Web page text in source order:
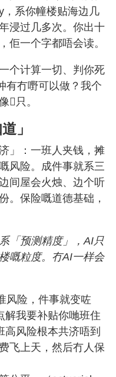
，系你幢楼贴海边几
浸过几多次。你出十
佢一个字都唔会读。
个计算一切、判你死
有冇嘢可以做？我个
只。
」
」：一班人夹钱，摊
风险。成件事就系三
间屋会火烛、边个听
。保险嘅道德基础，
「预测精度」，AI只
嘅粒度。冇AI一样会
风险，件事就变咗
解我要补贴你哋班住
高风险根本共济唔到
飞上天，然后冇人保